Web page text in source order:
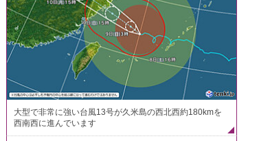
大型で非常に強い台風13号が久米島の西北西約180kmを
西南西に進んでいます